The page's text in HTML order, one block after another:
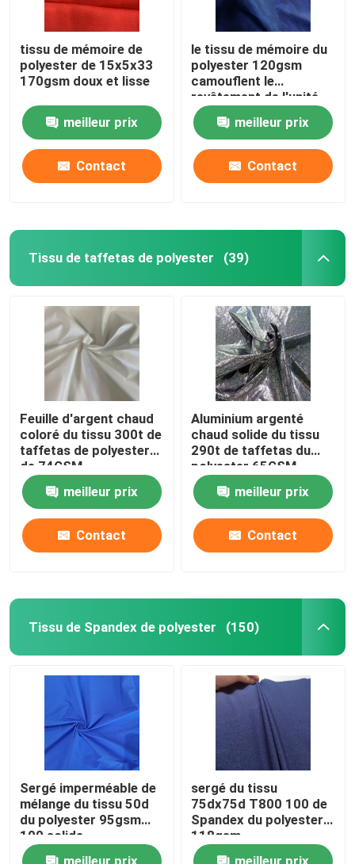
Aperçu
Produits
A propos de nous
Visite d'usine
Contact
nouvelles
Tous les cas
Tissu de mémoire de polyester
Tissu de taffetas de polyester
tissu de mémoire de
polyester de 15x5x33
170gsm doux et lisse
meilleur prix
Contact
le tissu de mémoire du
polyester 120gsm
camouflent le
revêtement de l'unité
centrale 75dx75d
meilleur prix
Contact
Tissu de taffetas de polyester (39)
Feuille d'argent chaud
coloré du tissu 300t de
taffetas de polyester
de 74GSM
meilleur prix
Contact
Aluminium argenté
chaud solide du tissu
290t de taffetas du
polyester 65GSM
meilleur prix
Contact
Tissu de Spandex de polyester (150)
Sergé imperméable de
mélange du tissu 50d
du polyester 95gsm
100 solide
meilleur prix
sergé du tissu
75dx75d T800 100 de
Spandex du polyester
118gsm
meilleur prix